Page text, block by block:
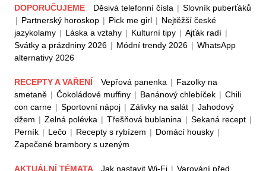
DOPORUČUJEME Děsivá telefonní čísla | Slovník puberťáků
| Partnerský horoskop | Pick me girl | Nejtěžší české
jazykolamy | Láska a vztahy | Kulturní tipy | Ajťák radí |
Svátky a prázdniny 2026 | Módní trendy 2026 | WhatsApp
alternativy 2026
RECEPTY A VAŘENÍ Vepřová panenka | Fazolky na
smetaně | Čokoládové muffiny | Banánový chlebíček | Chili
con carne | Sportovní nápoj | Zálivky na salát | Jahodový
džem | Zelná polévka | Třešňová bublanina | Sekaná recept |
Perník | Lečo | Recepty s rybízem | Domácí housky |
Zapečené brambory s uzeným
AKTUÁLNÍ TÉMATA Jak nastavit Wi-Fi | Varování před